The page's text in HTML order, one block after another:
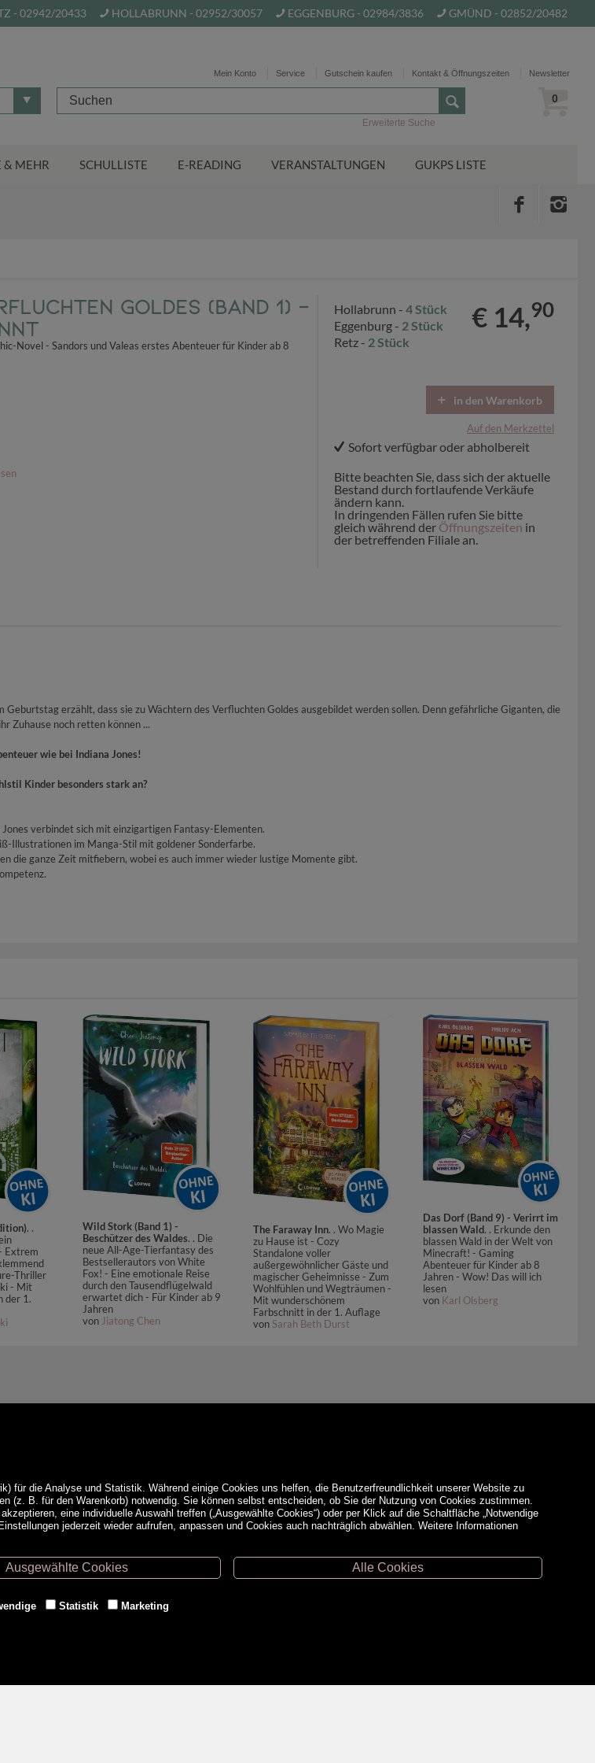
- 02942/20433 HOLLABRUNN - 02952/30057 EGGENBURG - 02984/3836 GMÜND - 02852/20482
Mein Konto Service Gutschein kaufen Kontakt & Öffnungszeiten Newsletter
0
Erweiterte Suche
& MEHR SCHULLISTE E-READING VERANSTALTUNGEN GUKPS LISTE
Goldes (Band 1) -
Novel - Sandors und Valeas erstes Abenteuer für Kinder ab 8
Hollabrunn - 4 Stück
Eggenburg - 2 Stück
Retz - 2 Stück
€ 14,90
in den Warenkorb
Auf den Merkzettel
Sofort verfügbar oder abholbereit
Bitte beachten Sie, dass sich der aktuelle
Bestand durch fortlaufende Verkäufe
ändern kann.
In dringenden Fällen rufen Sie bitte
gleich während der Öffnungszeiten in
der betreffenden Filiale an.
erzählt, dass sie zu Wächtern des Verfluchten Goldes ausgebildet werden sollen. Denn gefährliche Giganten, die
Zuhause noch retten können ...
wie bei Indiana Jones!
Kinder besonders stark an?
verbindet sich mit einzigartigen Fantasy-Elementen.
Illustrationen im Manga-Stil mit goldener Sonderfarbe.
die ganze Zeit mitfiebern, wobei es auch immer wieder lustige Momente gibt.
. .
Extrem
Thriller
- Mit
der 1.
Wild Stork (Band 1) -
Beschützer des Waldes. . Die
neue All-Age-Tierfantasy des
Bestsellerautors von White
Fox! - Eine emotionale Reise
durch den Tausendflügelwald
erwartet dich - Für Kinder ab 9
Jahren
von Jiatong Chen
The Faraway Inn. . Wo Magie
zu Hause ist - Cozy
Standalone voller
außergewöhnlicher Gäste und
magischer Geheimnisse - Zum
Wohlfühlen und Wegträumen -
Mit wunderschönem
Farbschnitt in der 1. Auflage
von Sarah Beth Durst
Das Dorf (Band 9) - Verirrt im
blassen Wald. . Erkunde den
blassen Wald in der Welt von
Minecraft! - Gaming
Abenteuer für Kinder ab 8
Jahren - Wow! Das will ich
lesen
von Karl Olsberg
Service
Versandkosten
für die Analyse und Statistik. Während einige Cookies uns helfen, die Benutzerfreundlichkeit unserer Website zu
(z. B. für den Warenkorb) notwendig. Sie können selbst entscheiden, ob Sie der Nutzung von Cookies zustimmen.
eine individuelle Auswahl treffen („Ausgewählte Cookies“) oder per Klick auf die Schaltfläche „Notwendige
jederzeit wieder aufrufen, anpassen und Cookies auch nachträglich abwählen. Weitere Informationen
Ausgewählte Cookies Alle Cookies
Statistik Marketing